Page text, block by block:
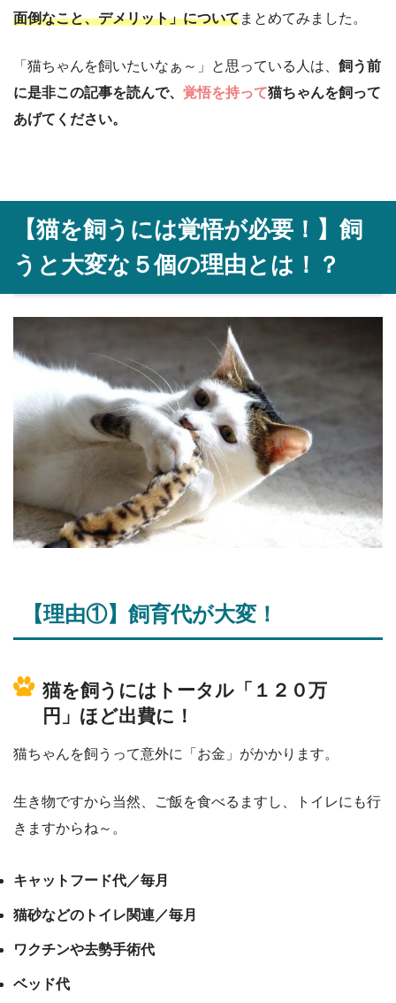
面倒なこと、デメリット」についてまとめてみました。
「猫ちゃんを飼いたいなぁ～」と思っている人は、 飼う前
に是非この記事を読んで、 覚悟を持って猫ちゃんを飼って
あげてください。
【猫を飼うには覚悟が必要！】飼
うと大変な５個の理由とは！？
【理由①】飼育代が大変！
猫を飼うにはトータル「１２０万
円」ほど出費に！
猫ちゃんを飼うって意外に「お金」がかかります。
生き物ですから当然、ご飯を食べるますし、トイレにも行
きますからね～。
キャットフード代／毎月
猫砂などのトイレ関連／毎月
ワクチンや去勢手術代
ベッド代